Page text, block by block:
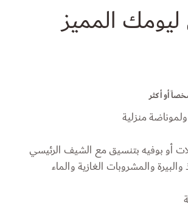
المميز
منزلية
والمشروبات الغازية والماء